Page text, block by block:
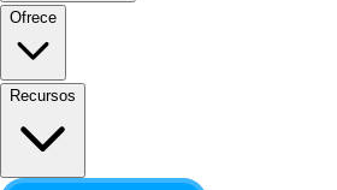
Ofrece
Recursos